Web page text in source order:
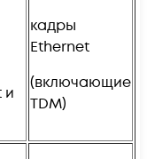
и
кадры
Ethernet
(включающие
TDM)